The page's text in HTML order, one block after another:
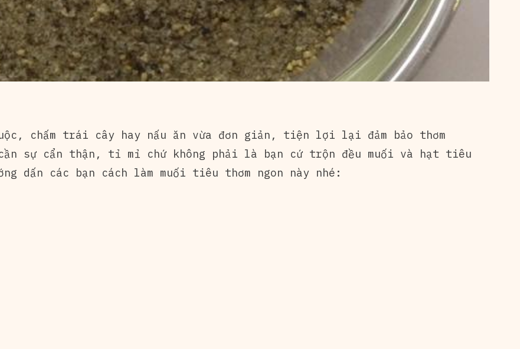
chấm trái cây hay nấu ăn vừa đơn giản, tiện lợi lại đảm bảo thơm
cần sự cẩn thận, tỉ mỉ chứ không phải là bạn cứ trộn đều muối và hạt tiêu
dấn các bạn cách làm muối tiêu thơm ngon này nhé: